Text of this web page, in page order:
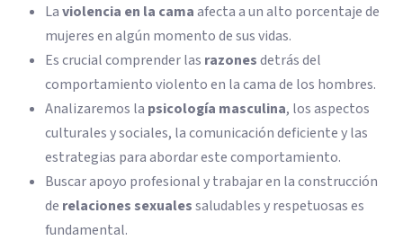
Laviolencia en la camaafecta a un alto porcentaje de
mujeres en algún momento de sus vidas.
Es crucial comprender las razonesdetrás del
comportamiento violento en la cama de los hombres.
Analizaremos la psicología masculina, los aspectos
culturales y sociales, la comunicación deficiente y las
estrategias para abordar este comportamiento.
Buscar apoyo profesional y trabajar en la construcción
de relaciones sexualessaludables y respetuosas es
fundamental.